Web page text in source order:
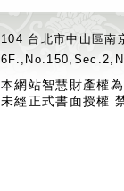
104 台北市中山區
本網站智慧財產權
未經正式書面授權